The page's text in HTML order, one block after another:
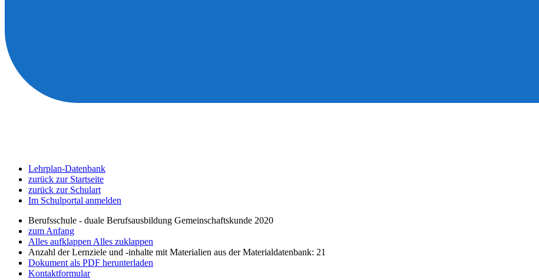
Lehrplan-Datenbank
zurück zur Startseite
zurück zur Schulart
Im Schulportal anmelden
Berufsschule - duale Berufsausbildung Gemeinschaftskunde 2020
zum Anfang
Alles aufklappen Alles zuklappen
Anzahl der Lernziele und -inhalte mit Materialien aus der Materialdatenbank: 21
Dokument als PDF herunterladen
Kontaktformular